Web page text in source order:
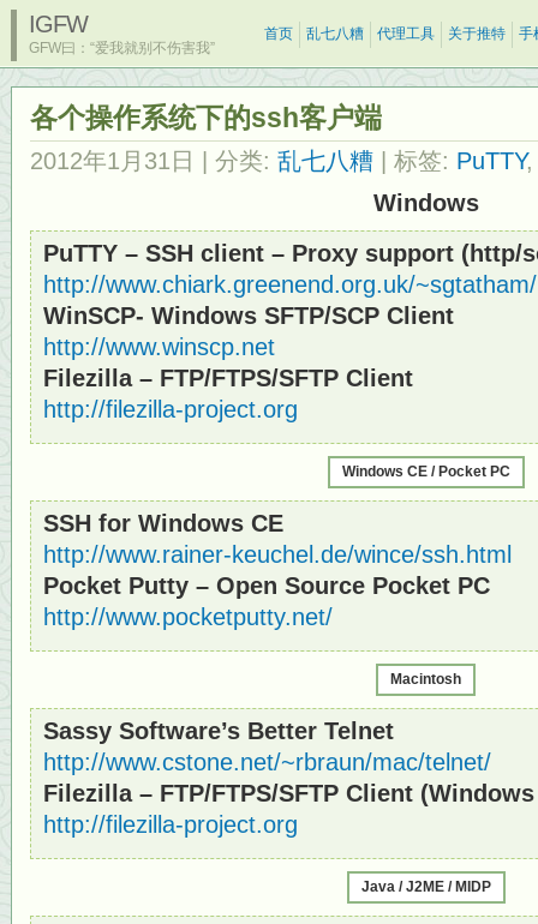
IGFW
GFW曰：“爱我就别不伤害我”
首页 乱七八糟 代理工具 关于推特 手
各个操作系统下的ssh客户端
2012年1月31日 | 分类: 乱七八糟 | 标签: PuTTY
Windows
PuTTY – SSH client – Proxy support (http/
http://www.chiark.greenend.org.uk/
WinSCP- Windows SFTP/SCP Client
http://www.winscp.net
Filezilla – FTP/FTPS/SFTP Client
http://filezilla-project.org
Windows CE / Pocket PC
SSH for Windows CE
http://www.rainer-keuchel.de/wince/ssh.html
Pocket Putty – Open Source Pocket PC
http://www.pocketputty.net/
Macintosh
Sassy Software’s Better Telnet
http://www.cstone.net/~rbraun/mac/telnet/
Filezilla – FTP/FTPS/SFTP Client
http://filezilla-project.org
Java / J2ME / MIDP